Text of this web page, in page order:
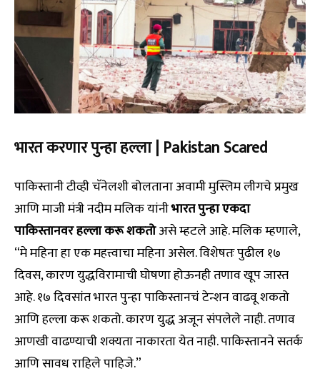
भारत करणार पुन्हा हल्ला | Pakistan Scared
पाकिस्तानी टीव्ही चॅनेलशी बोलताना अवामी मुस्लिम लीगचे प्रमुख
आणि माजी मंत्री नदीम मलिक यांनीभारत पुन्हा एकदा
पाकिस्तानवर हल्ला करू शकतोअसे म्हटले आहे. मलिक म्हणाले,
“मे महिना हा एक महत्त्वाचा महिना असेल. विशेषतः पुढील १७
दिवस, कारण युद्धविरामाची घोषणा होऊनही तणाव खूप जास्त
आहे. १७ दिवसांत भारत पुन्हा पाकिस्तानचं टेन्शन वाढवू शकतो
आणि हल्ला करू शकतो. कारण युद्ध अजून संपलेले नाही. तणाव
आणखी वाढण्याची शक्यता नाकारता येत नाही. पाकिस्तानने सतर्क
आणि सावध राहिले पाहिजे.”